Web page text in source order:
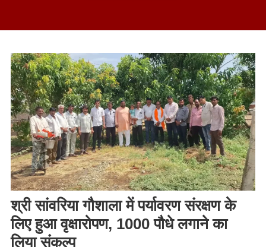
श्री सांवरिया गौशाला में पर्यावरण संरक्षण के
लिए हुआ वृक्षारोपण, 1000 पौधे लगाने का
लिया संकल्प